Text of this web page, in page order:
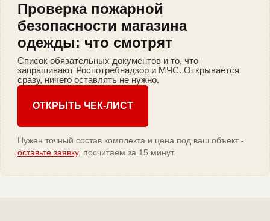
Проверка пожарной
безопасности магазина
одежды: что смотрят
Список обязательных документов и то, что
запрашивают Роспотребнадзор и МЧС. Открывается
сразу, ничего оставлять не нужно.
ОТКРЫТЬ ЧЕК-ЛИСТ
Нужен точный состав комплекта и цена под ваш объект -
оставьте заявку, посчитаем за 15 минут.